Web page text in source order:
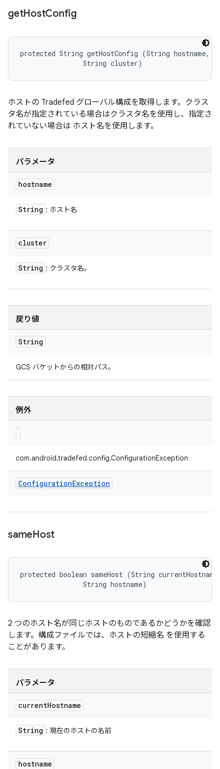
getHostConfig
protected String getHostConfig (String hostname,
                String cluster)
ホストの Tradefed グローバル構成を取得します。クラス
タ名が指定されている場合はクラスタ名を使用し、指定さ
れていない場合は ホスト名を使用します。
パラメータ
hostname
String : ホスト名
cluster
String : クラスタ名。
戻り値
String
GCS バケットからの相対パス。
例外
com.android.tradefed.config.ConfigurationException
ConfigurationException
sameHost
protected boolean sameHost (String
                String hostname)
2 つのホスト名が同じホストのものであるかどうかを確認
します。構成ファイルでは、ホストの短縮名 を使用する
ことがあります。
パラメータ
currentHostname
String : 現在のホストの名前
hostname